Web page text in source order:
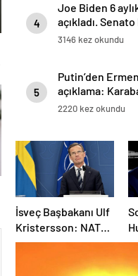
4
Joe Biden 6
açıkladı.
3146 kez okundu
5
Putin’den
açıklama:
Azerbaycan’ın
2220 kez okundu
İsveç Başbakanı Ulf
Kristersson: NATO
ülkeleri savunma